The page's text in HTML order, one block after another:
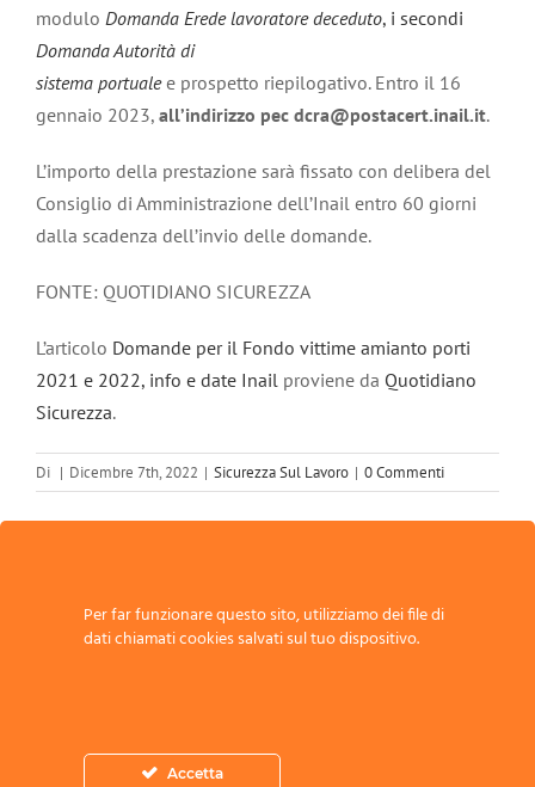
modulo Domanda Erede lavoratore deceduto, i secondi
Domanda Autorità di
sistema portualee prospetto riepilogativo. Entro il 16
gennaio 2023, all’indirizzo pec dcra@postacert.inail.it.
L’importo della prestazione sarà fissato con delibera del
Consiglio di Amministrazione dell’Inail entro 60 giorni
dalla scadenza dell’invio delle domande.
FONTE: QUOTIDIANO SICUREZZA
L’articolo Domande per il Fondo vittime amianto porti
2021 e 2022, info e date Inail proviene da Quotidiano
Sicurezza.
Di | Dicembre 7th, 2022 | Sicurezza Sul Lavoro | 0 Commenti
Share This Story, Choose Your Platform!
FacebookTwitterRedditLinkedInWhatsApp
TumblrPinterest
Vk
Scritto da:
Per far funzionare questo sito, utilizziamo dei file di
dati chiamati cookies salvati sul tuo dispositivo.
Accetta